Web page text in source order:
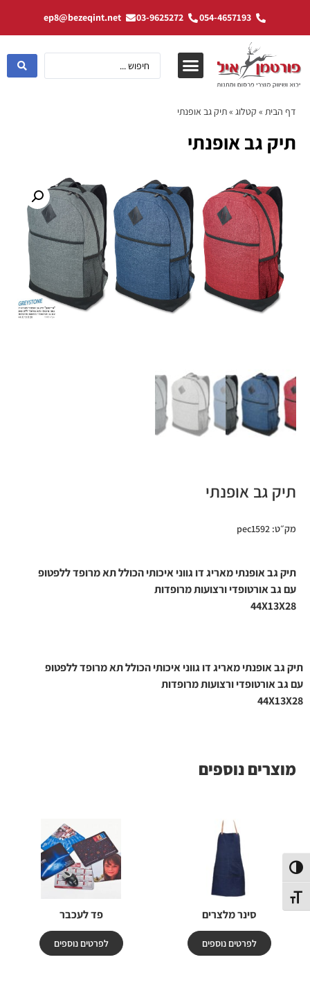
הפעל/כבה ניגודיות גבוהה
מתג גודל גופן
054-4657193
03-9625272
ep8@bezeqint.net
דף הבית » קטלוג »תיק גב אופנתי
תיק גב אופנתי
תיק גב אופנתי
מק״ט: pec1592
תיק גב אופנתי מאריג דו גווני איכותי הכולל תא מרופד ללפטופ
עם גב אורטופדי ורצועות מרופדות
44X13X28
תיק גב אופנתי מאריג דו גווני איכותי הכולל תא מרופד ללפטופ
עם גב אורטופדי ורצועות מרופדות
44X13X28
מוצרים נוספים
סינר מלצרים
לפרטים נוספים
פד לעכבר
לפרטים נוספים